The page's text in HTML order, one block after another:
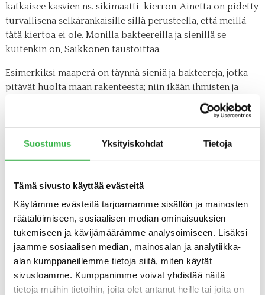
Suostumus Yksityiskohdat Tietoja
Tämä sivusto käyttää evästeitä
Käytämme evästeitä tarjoamamme sisällön ja mainosten
räätälöimiseen, sosiaalisen median ominaisuuksien
tukemiseen ja kävijämäärämme analysoimiseen. Lisäksi
jaamme sosiaalisen median, mainosalan ja analytiikka-
alan kumppaneillemme tietoja siitä, miten käytät
sivustoamme. Kumppanimme voivat yhdistää näitä
tietoja muihin tietoihin, joita olet antanut heille tai joita on
katkaisee kasvien ns. sikimaatti-kierron. Ainetta on pidetty
turvallisena selkärankaisille sillä perusteella, että meillä
tätä kiertoa ei ole. Monilla bakteereilla ja sienillä se
kuitenkin on, Saikkonen taustoittaa.
Esimerkiksi maaperä on täynnä sieniä ja bakteereja, jotka
pitävät huolta maan rakenteesta; niin ikään ihmisten ja
eläinten iholla ja suolistossa elää lukemattomia hyödyllisiä
mikrobeja. Niillä on tärkeä rooli sekä ihmisen että
ympäristön hyvinvoinnin ylläpitäjinä.
Glyfosaatti säilyy Suomen oloissa pitkään
Lisäksi Suomessa on todettu, että pohjoisissa oloissamme
glyfosaatti säilyy maaperässä huomattavasti pidempään
kuin aiemmin on kuviteltu. MTT:n eli nykyisen Luken
tutkimuksissa on osoitettu, että aineen jäämiä voi löytyä
maaperästä vielä vuosien jälkeenkin ruiskutuksesta.
– Tuotepakkausten mukaan glyfosaatin varoaika on kaksi
viikkoa, minkä jälkeen sen pitäisi hajota itsestään. Suurin